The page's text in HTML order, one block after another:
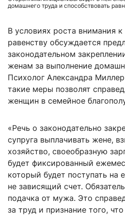
домашнего труда и способствовать
В условиях роста внимания
равенству обсуждается
законодательном
женам за выполнение
Психолог Александра
такие меры позволят
женщин в семейное
«Речь о законодательно
супруга выплачивать жене,
хозяйство, своеобразную
будет фиксированный
который будет поступать на
не зависящий счет.
подачка от мужа. Это
за труд и признание того,